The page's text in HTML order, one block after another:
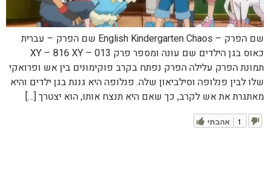
שם הפרק – English Kindergarten Chaos שם הפרק – עברית
כאוס בגן הילדים שם עונה ומספר פרק XY – 816 XY – 013
תמונת הפרק עלילה הפרק נפתח בקרב פוקימונים בין אש ופרואקי
שלו לבין פנלופה וסילביאון שלה. פנלופה היא גננת בגן ילדים והיא
מאתגרת את אש לקרב, כך שאם היא תנצח אותו, הוא יצטרך […]
אהבתי 1